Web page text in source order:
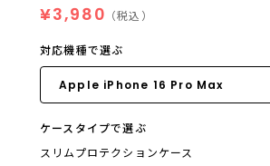
¥3,980 （税込）
対応機種で選ぶ
ケースタイプで選ぶ
スリムプロテクションケース